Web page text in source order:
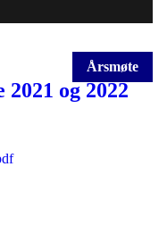
Årsmøte
og 2022